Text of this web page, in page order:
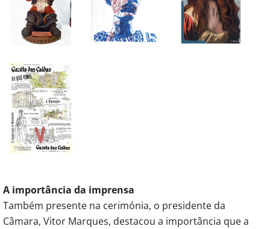
A importância da imprensa
Também presente na cerimónia, o presidente da
Câmara, Vitor Marques, destacou a importância que a